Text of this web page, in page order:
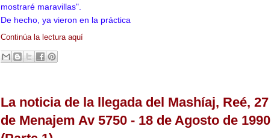
mostraré maravillas".
De hecho, ya vieron en la práctica
Continúa la lectura aquí
La noticia de la llegada del Mashíaj, Reé, 27
de Menajem Av 5750 - 18 de Agosto de 1990